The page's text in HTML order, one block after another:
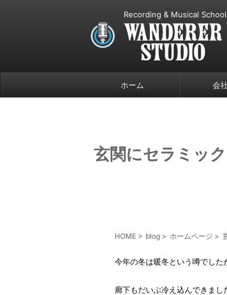
Recording & Musical School
ホーム 会
玄関にセラミッ
HOME > blog > ホームページ >
今年の冬は暖冬という噂でした
廊下もだいぶ冷え込んできまし